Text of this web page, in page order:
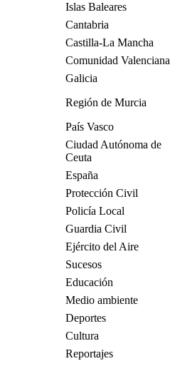
Islas Baleares
Cantabria
Castilla-La Mancha
Comunidad Valenciana
Galicia
Región de Murcia
País Vasco
Ciudad Autónoma de
Ceuta
España
Protección Civil
Policía Local
Guardia Civil
Ejército del Aire
Sucesos
Educación
Medio ambiente
Deportes
Cultura
Reportajes